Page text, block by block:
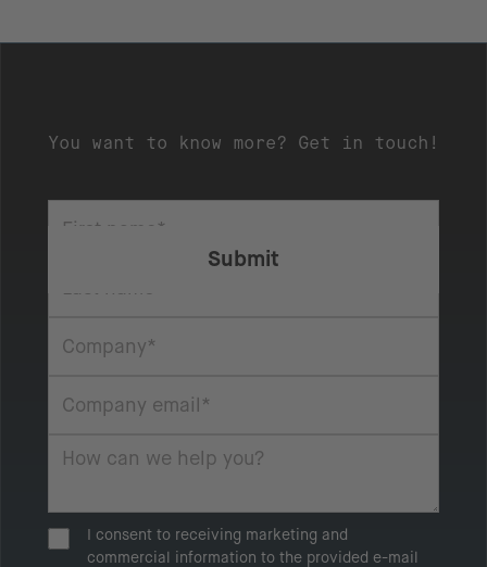
You want to know more? Get in touch!
I consent to receiving marketing and
commercial information to the provided e-mail